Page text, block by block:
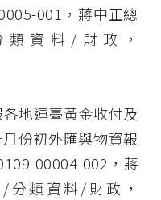
001，蔣中正總
資料/財政，
地運臺黃金收付及
份初外匯與物資報
00004-002，蔣
類資料/財政，